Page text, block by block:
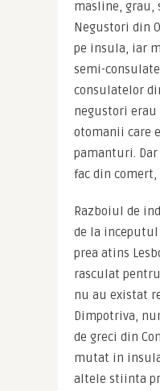
masline, grau,
Negustori din
pe insula, iar
semi-
consulatelor
negustori
otomanii care
pamanturi.
fac din
Razboiul de
de la
prea atins
rasculat
nu au existat
Dimpotriva,
de greci din
mutat in
altele stiinta